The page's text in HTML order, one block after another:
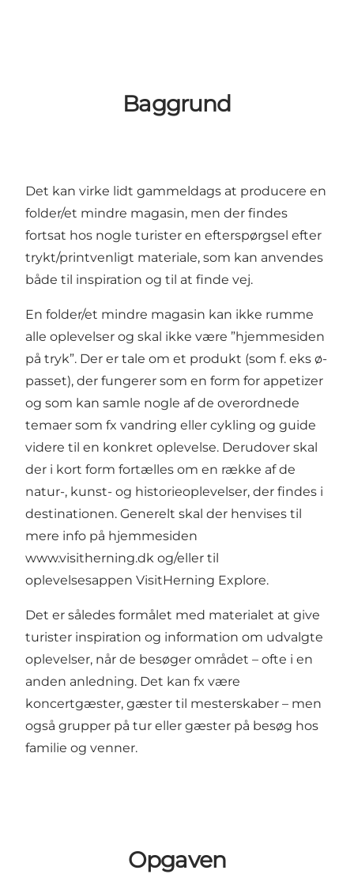
Baggrund
Det kan virke lidt gammeldags at producere en
folder/et mindre magasin, men der findes
fortsat hos nogle turister en efterspørgsel efter
trykt/printvenligt materiale, som kan anvendes
både til inspiration og til at finde vej.
En folder/et mindre magasin kan ikke rumme
alle oplevelser og skal ikke være ”hjemmesiden
på tryk”. Der er tale om et produkt (som f. eks ø-
passet), der fungerer som en form for appetizer
og som kan samle nogle af de overordnede
temaer som fx vandring eller cykling og guide
videre til en konkret oplevelse. Derudover skal
der i kort form fortælles om en række af de
natur-, kunst- og historieoplevelser, der findes i
destinationen. Generelt skal der henvises til
mere info på hjemmesiden
www.visitherning.dk og/eller til
oplevelsesappen VisitHerning Explore.
Det er således formålet med materialet at give
turister inspiration og information om udvalgte
oplevelser, når de besøger området – ofte i en
anden anledning. Det kan fx være
koncertgæster, gæster til mesterskaber – men
også grupper på tur eller gæster på besøg hos
familie og venner.
Opgaven